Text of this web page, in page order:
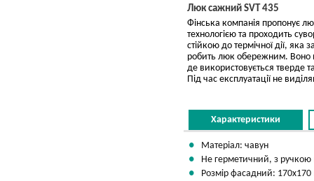
Люк сажний SVT 435
Фінська компанія пропонує
технологією та проходить
стійкою до термічної дії,
робить люк обережним. Воно
де використовується тверде
Під час експлуатації не
Характеристики
Матеріал: чавун
Не герметичний, з
Розмір фасадний: